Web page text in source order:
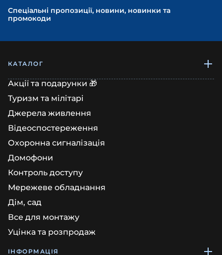
Спеціальні пропозиції, новини, новинки та
промокоди
КАТАЛОГ
Акції та подарунки 🎁
Туризм та мілітарі
Джерела живлення
Відеоспостереження
Охоронна сигналізація
Домофони
Контроль доступу
Мережеве обладнання
Дім, сад
Все для монтажу
Уцінка та розпродаж
ІНФОРМАЦІЯ